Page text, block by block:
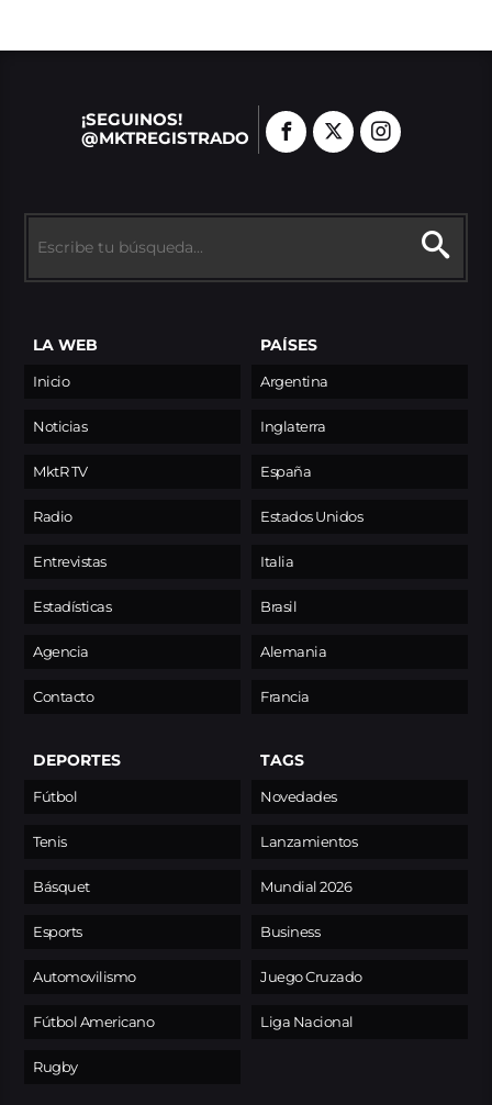
¡SEGUINOS!
@MKTREGISTRADO
LA WEB
Inicio
Noticias
MktR TV
Radio
Entrevistas
Estadísticas
Agencia
Contacto
PAÍSES
Argentina
Inglaterra
España
Estados Unidos
Italia
Brasil
Alemania
Francia
DEPORTES
Fútbol
Tenis
Básquet
Esports
Automovilismo
Fútbol Americano
Rugby
TAGS
Novedades
Lanzamientos
Mundial 2026
Business
Juego Cruzado
Liga Nacional